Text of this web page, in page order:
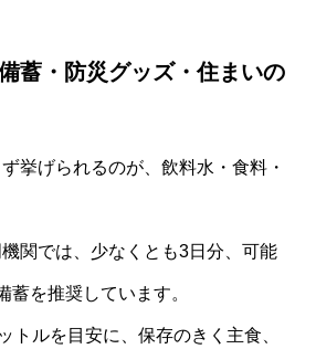
蓄・防災グッズ・住まいの
挙げられるのが、飲料水・食料・
関では、少なくとも3日分、可能
蓄を推奨しています。
トルを目安に、保存のきく主食、